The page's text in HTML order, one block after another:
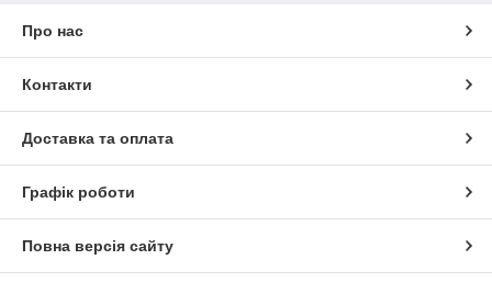
Про нас
Контакти
Доставка та оплата
Графік роботи
Повна версія сайту